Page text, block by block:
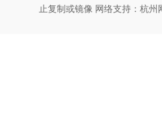
止复制或镜像 网络支持：杭州